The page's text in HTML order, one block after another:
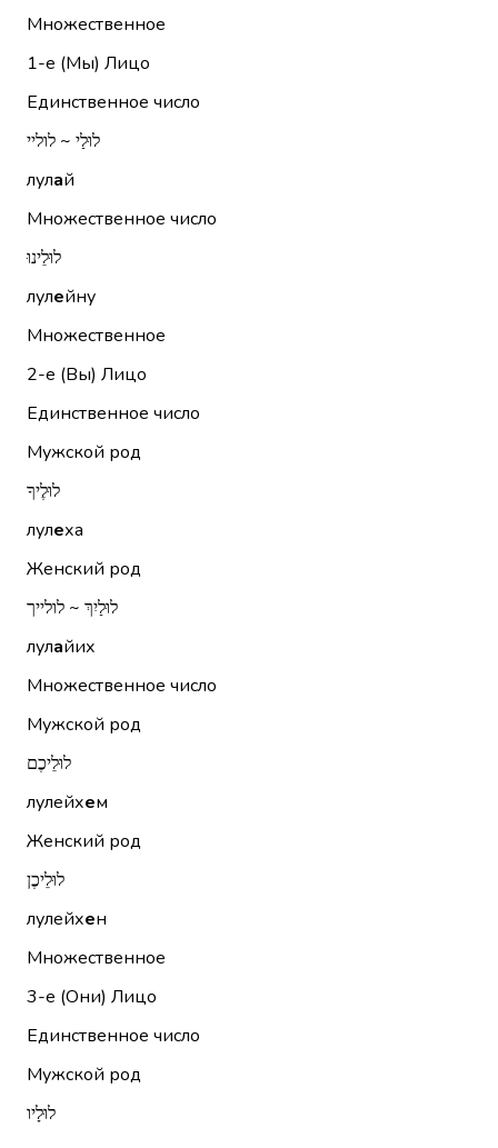
Множественное
1-е (Мы) Лицо
Единственное число
לוּלַי ~ לוליי
лулай
Множественное число
לוּלֵינוּ
лулейну
Множественное
2-е (Вы) Лицо
Единственное число
Мужской род
לוּלֶיךָ
лулеха
Женский род
לוּלַיִךְ ~ לולייך
лулайих
Множественное число
Мужской род
לוּלֵיכֶם
лулейхем
Женский род
לוּלֵיכֶן
лулейхен
Множественное
3-е (Они) Лицо
Единственное число
Мужской род
לוּלָיו